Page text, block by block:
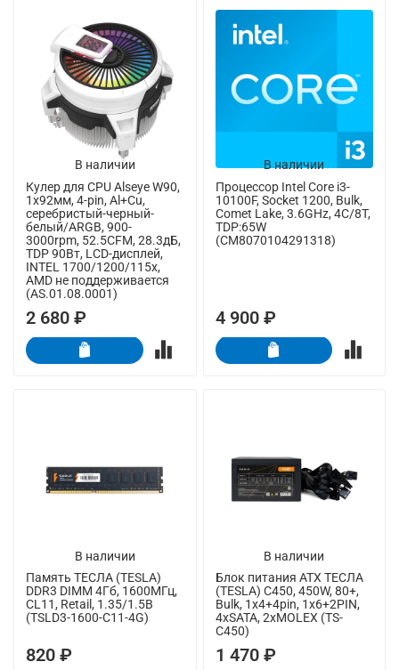
В наличии
Кулер для CPU Alseye W90,
1х92мм, 4-pin, Al+Cu,
серебристый-черный-
белый/ARGB, 900-
3000rpm, 52.5CFM, 28.3дБ,
TDP 90Вт, LCD-дисплей,
INTEL 1700/1200/115x,
AMD не поддерживается
(AS.01.08.0001)
2 680 ₽
В наличии
Процессор Intel Core i3-
10100F, Socket 1200, Bulk,
Comet Lake, 3.6GHz, 4C/8T,
TDP:65W
(CM8070104291318)
4 900 ₽
В наличии
Память ТЕСЛА (TESLA)
DDR3 DIMM 4Гб, 1600МГц,
CL11, Retail, 1.35/1.5В
(TSLD3-1600-C11-4G)
820 ₽
В наличии
Блок питания ATX ТЕСЛА
(TESLA) C450, 450W, 80+,
Bulk, 1x4+4pin, 1x6+2PIN,
4xSATA, 2xMOLEX (TS-
C450)
1 470 ₽